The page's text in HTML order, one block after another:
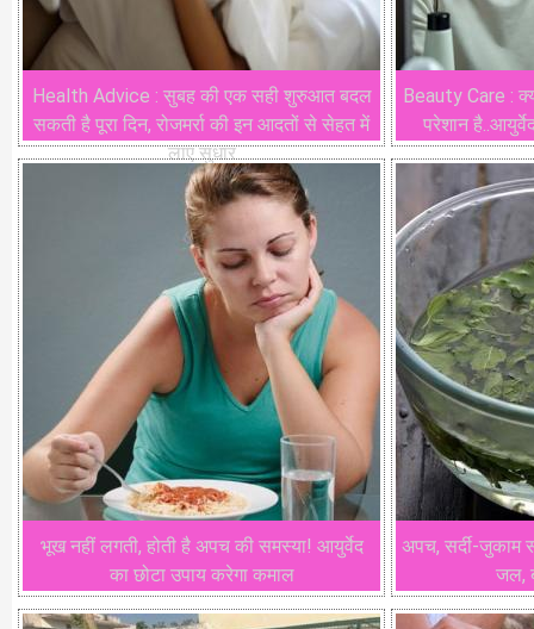
Health Advice : सुबह की एक सही शुरुआत बदल
सकती है पूरा दिन, रोजमर्रा की इन आदतों से सेहत में
लाए सुधार
Beauty Care :
परेशान
भूख नहीं लगती, होती है अपच की समस्या! आयुर्वेद
का छोटा उपाय करेगा कमाल
अपच, सर्दी-जुकाम
जल,